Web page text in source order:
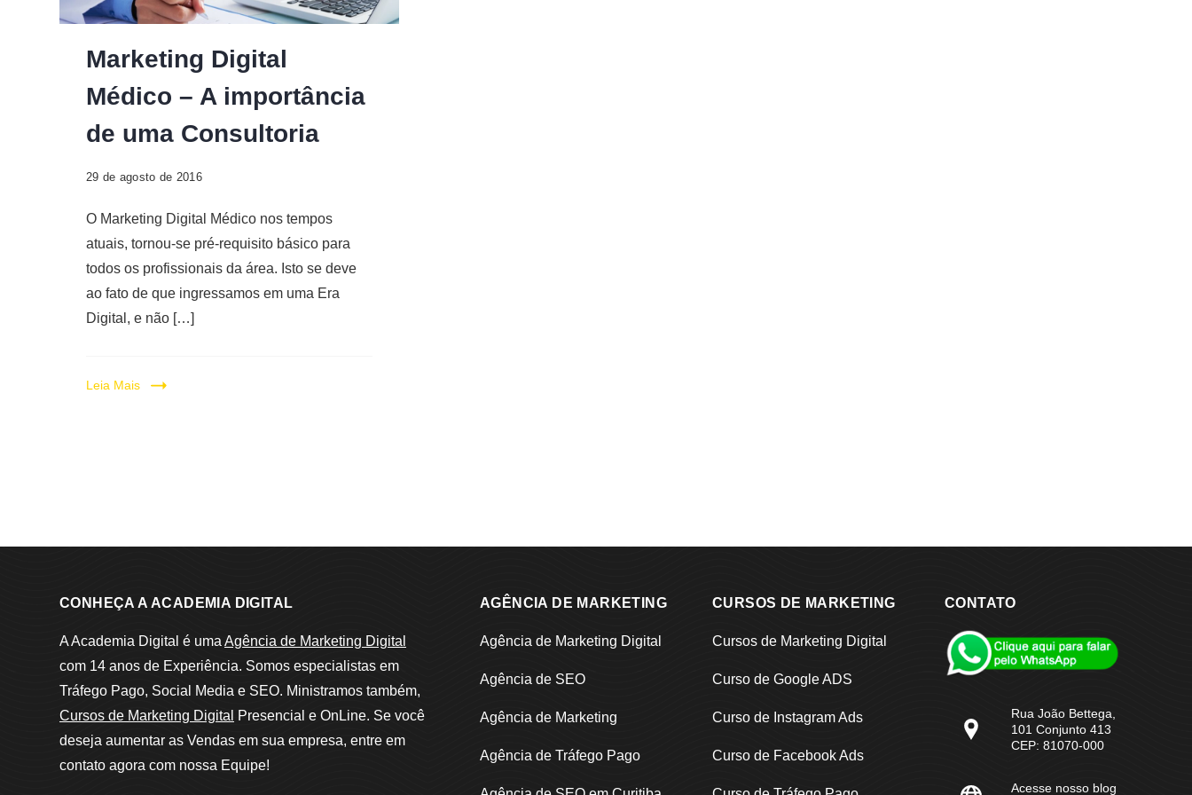
Digital
Marketing Digital
Médico – A importância
de uma Consultoria
29 de agosto de 2016
O Marketing Digital Médico nos tempos
atuais, tornou-se pré-requisito básico para
todos os profissionais da área. Isto se deve
ao fato de que ingressamos em uma Era
Digital, e não […]
Leia Mais
CONHEÇA A ACADEMIA DIGITAL
A Academia Digital é uma Agência de Marketing Digital
com 14 anos de Experiência. Somos especialistas em
Tráfego Pago, Social Media e SEO. Ministramos também,
Cursos de Marketing Digital
Presencial e OnLine. Se você
deseja aumentar as Vendas em sua empresa, entre em
contato agora com nossa Equipe!
AGÊNCIA DE MARKETING
Agência de Marketing Digital
Agência de SEO
Agência de Marketing
Agência de Tráfego Pago
CURSOS DE MARKETING
Cursos de Marketing Digital
Curso de Google ADS
Curso de Instagram Ads
Curso de Facebook Ads
CONTATO
Rua João Bettega,
101 Conjunto 413
CEP: 81070-000
Acesse nosso blog